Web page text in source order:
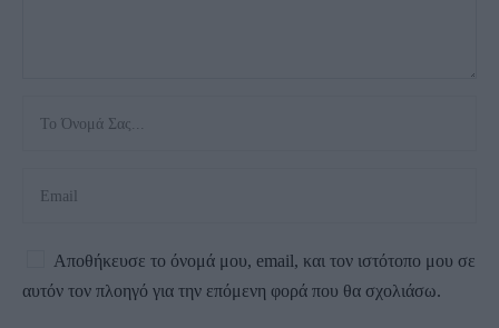
Αποθήκευσε το όνομά μου, email, και τον ιστότοπο μου σε
αυτόν τον πλοηγό για την επόμενη φορά που θα σχολιάσω.